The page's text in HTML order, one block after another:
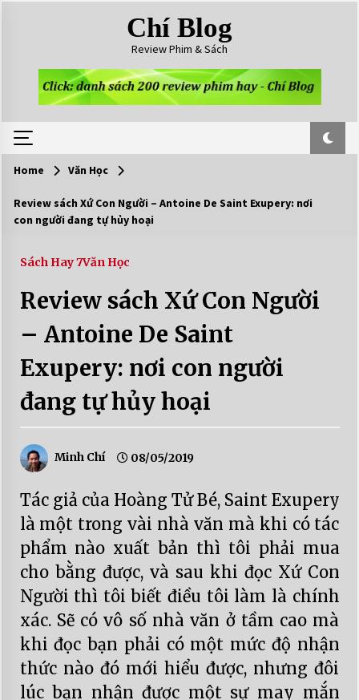
Chí Blog
Review Phim & Sách
Home Văn Học
Review sách Xứ Con Người – Antoine De Saint Exupery: nơi
con người đang tự hủy hoại
Sách Hay 7Văn Học
Review sách Xứ Con Người
– Antoine De Saint
Exupery: nơi con người
đang tự hủy hoại
Minh Chí 08/05/2019
Tác giả của Hoàng Tử Bé, Saint Exupery
là một trong vài nhà văn mà khi có tác
phẩm nào xuất bản thì tôi phải mua
cho bằng được, và sau khi đọc Xứ Con
Người thì tôi biết điều tôi làm là chính
xác. Sẽ có vô số nhà văn ở tầm cao mà
khi đọc bạn phải có một mức độ nhận
thức nào đó mới hiểu được, nhưng đôi
lúc bạn nhận được một sự may mắn